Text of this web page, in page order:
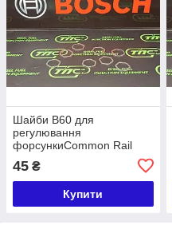
Шайби B60 для
регулювання
форсункиCommon Rail
45 ₴
Купити